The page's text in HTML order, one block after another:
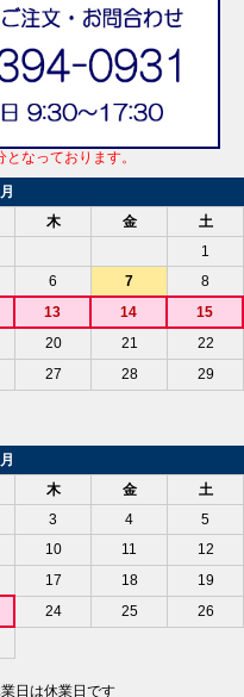
なっております。
木 金
土
1
6 7
8
13 14
15
20 21
22
27 28
29
木 金
土
3 4
5
10 11
12
17 18
19
24 25
26
日は休業日です